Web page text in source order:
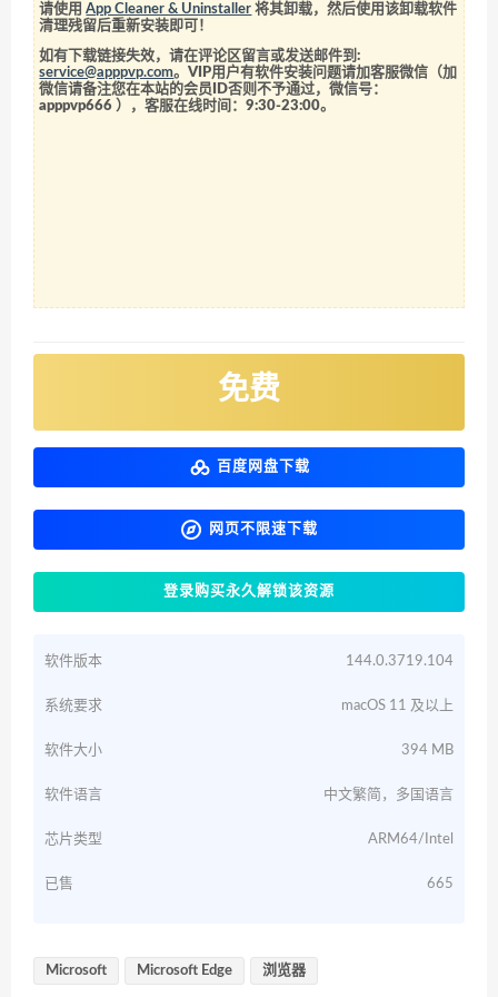
请使用App Cleaner & Uninstaller 将其卸载，然后使用该卸载软件
清理残留后重新安装即可！
如有下载链接失效，请在评论区留言或发送邮件到:
service@apppvp.com。VIP用户有软件安装问题请加客服微信（加
微信请备注您在本站的会员ID否则不予通过，微信号：
apppvp666 ），客服在线时间：9:30-23:00。
免费
百度网盘下载
网页不限速下载
登录购买永久解锁该资源
软件版本 144.0.3719.104
系统要求 macOS 11 及以上
软件大小 394 MB
软件语言 中文繁简，多国语言
芯片类型 ARM64/Intel
已售 665
Microsoft Microsoft Edge 浏览器